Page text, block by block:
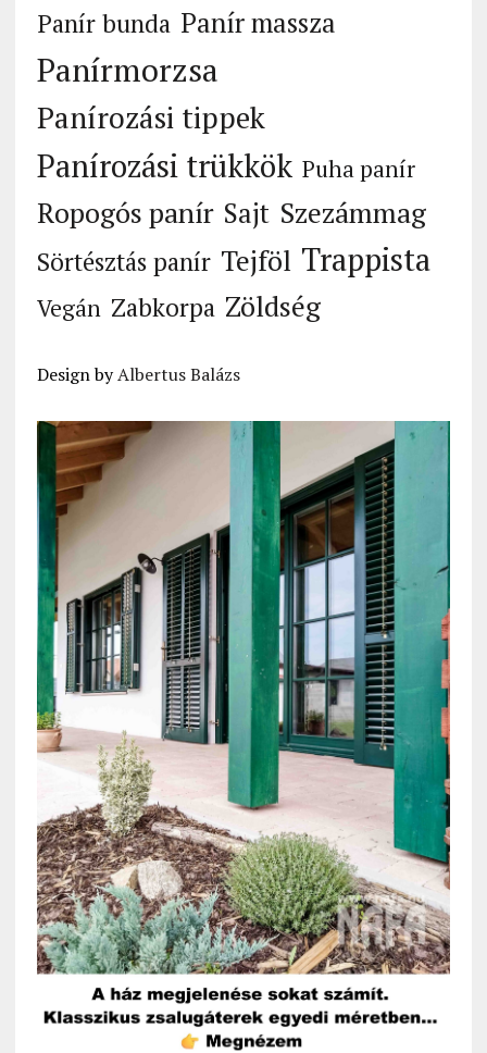
Panír bunda Panír massza
Panírmorzsa
Panírozási tippek
Panírozási trükkök Puha panír
Ropogós panír Sajt Szezámmag
Sörtésztás panír Tejföl Trappista
Vegán Zabkorpa Zöldség
Design byAlbertus Balázs